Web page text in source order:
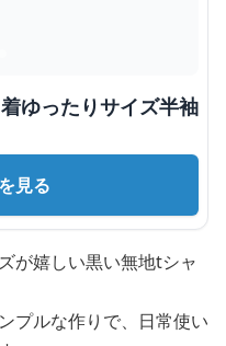
ゆったりサイズ半袖
見る
が嬉しい黒い無地tシャ
プルな作りで、日常使い